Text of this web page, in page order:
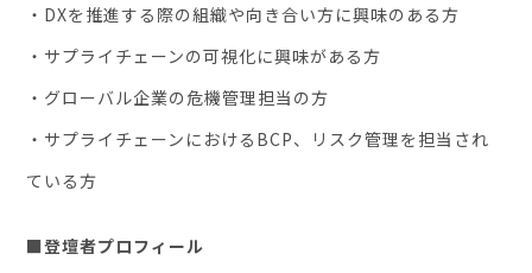
・DXを推進する際の組織や向き合い方に興味のある方
・サプライチェーンの可視化に興味がある方
・グローバル企業の危機管理担当の方
・サプライチェーンにおけるBCP、リスク管理を担当され
ている方
■登壇者プロフィール